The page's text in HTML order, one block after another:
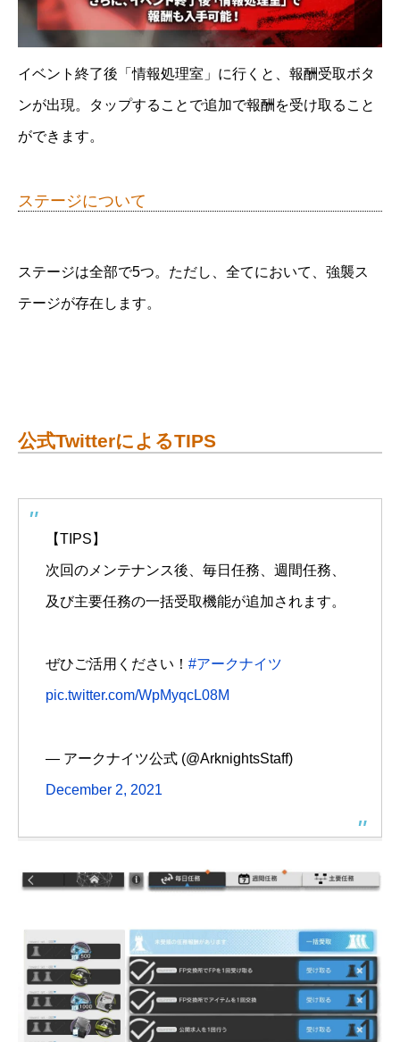
イベント終了後「情報処理室」に行くと、報酬受取ボタ
ンが出現。タップすることで追加で報酬を受け取ること
ができます。
ステージについて
ステージは全部で5つ。ただし、全てにおいて、強襲ス
テージが存在します。
公式TwitterによるTIPS
【TIPS】
次回のメンテナンス後、毎日任務、週間任務、
及び主要任務の一括受取機能が追加されます。
ぜひご活用ください！ #アークナイツ
pic.twitter.com/WpMyqcL08M
— アークナイツ公式 (@ArknightsStaff)
December 2, 2021